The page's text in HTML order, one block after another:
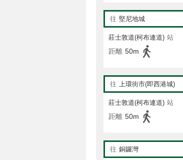
往 堅尼地城
莊士敦道(柯布連道) 站
距離 50m
往 上環街市(即西港城)
莊士敦道(柯布連道) 站
距離 50m
往 銅鑼灣